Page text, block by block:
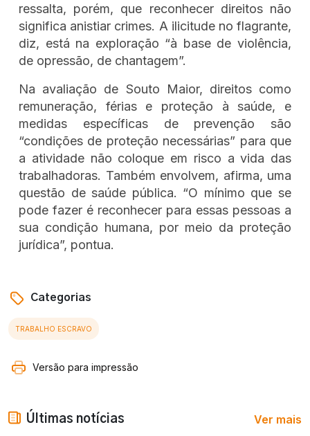
ressalta, porém, que reconhecer direitos não
significa anistiar crimes. A ilicitude no flagrante,
diz, está na exploração “à base de violência,
de opressão, de chantagem”.
Na avaliação de Souto Maior, direitos como
remuneração, férias e proteção à saúde, e
medidas específicas de prevenção são
“condições de proteção necessárias” para que
a atividade não coloque em risco a vida das
trabalhadoras. Também envolvem, afirma, uma
questão de saúde pública. “O mínimo que se
pode fazer é reconhecer para essas pessoas a
sua condição humana, por meio da proteção
jurídica”, pontua.
Categorias
TRABALHO ESCRAVO
Versão para impressão
Últimas notícias Ver mais